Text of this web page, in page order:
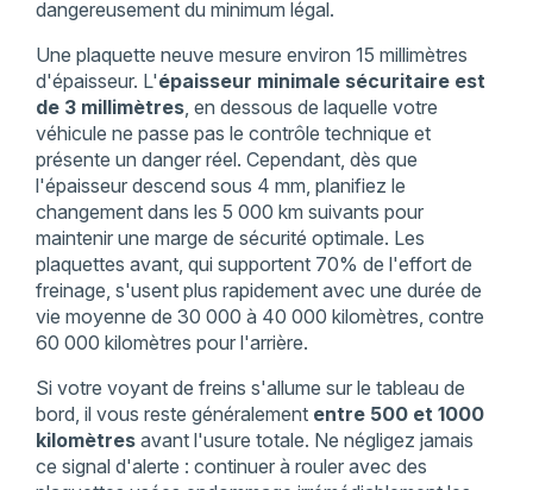
dangereusement du minimum légal.
Une plaquette neuve mesure environ 15 millimètres
d'épaisseur. L'épaisseur minimale sécuritaire est
de 3 millimètres, en dessous de laquelle votre
véhicule ne passe pas le contrôle technique et
présente un danger réel. Cependant, dès que
l'épaisseur descend sous 4 mm, planifiez le
changement dans les 5 000 km suivants pour
maintenir une marge de sécurité optimale. Les
plaquettes avant, qui supportent 70% de l'effort de
freinage, s'usent plus rapidement avec une durée de
vie moyenne de 30 000 à 40 000 kilomètres, contre
60 000 kilomètres pour l'arrière.
Si votre voyant de freins s'allume sur le tableau de
bord, il vous reste généralement entre 500 et 1000
kilomètresavant l'usure totale. Ne négligez jamais
ce signal d'alerte : continuer à rouler avec des